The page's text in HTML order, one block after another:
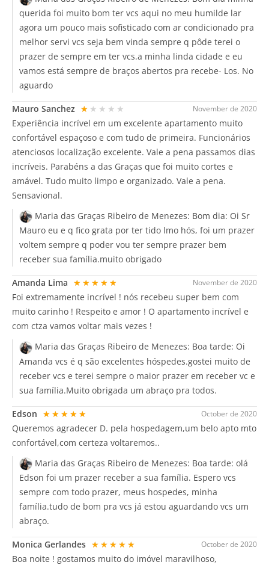
querida foi muito bom ter vcs aqui no meu humilde lar
agora um pouco mais sofisticado com ar condicionado pra
melhor servi vcs seja bem vinda sempre q pôde terei o
prazer de sempre em ter vcs.a minha linda cidade e eu
vamos está sempre de braços abertos pra recebe- Los. No
aguardo
November de 2020
Mauro Sanchez ★★★★★
Experiência incrível em um excelente apartamento muito
confortável espaçoso e com tudo de primeira. Funcionários
atenciosos localização excelente. Vale a pena passamos dias
incríveis. Parabéns a das Graças que foi muito cortes e
amável. Tudo muito limpo e organizado. Vale a pena.
Sensavional.
Maria das Graças Ribeiro de Menezes: Bom dia: Oi Sr
Mauro eu e q fico grata por ter tido lmo hós, foi um prazer
voltem sempre q poder vou ter sempre prazer bem
receber sua família.muito obrigado
November de 2020
Amanda Lima ★★★★★
Foi extremamente incrível ! nós recebeu super bem com
muito carinho ! Respeito e amor ! O apartamento incrível e
com ctza vamos voltar mais vezes !
Maria das Graças Ribeiro de Menezes: Boa tarde: Oi
Amanda vcs é q são excelentes hóspedes.gostei muito de
receber vcs e terei sempre o maior prazer em receber vc e
sua família.Muito obrigada um abraço pra todos.
October de 2020
Edson ★★★★★
Queremos agradecer D. pela hospedagem,um belo apto mto
confortável,com certeza voltaremos..
Maria das Graças Ribeiro de Menezes: Boa tarde: olá
Edson foi um prazer receber a sua família. Espero vcs
sempre com todo prazer, meus hospedes, minha
família.tudo de bom pra vcs já estou aguardando vcs um
abraço.
October de 2020
Monica Gerlandes ★★★★★
Boa noite ! gostamos muito do imóvel maravilhoso,